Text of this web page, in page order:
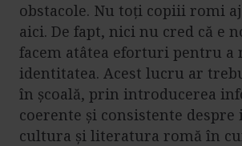
obstacole. Nu toți copiii romi
aici. De fapt, nici nu cred că e
facem atâtea eforturi pentru a
identitatea. Acest lucru ar
în școală, prin introducerea
coerente și consistente despre
cultura și literatura romă în